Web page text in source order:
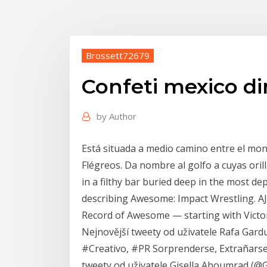
Brossett72679
Confeti mexico
by Author
Está situada a medio camino entre el
Flégreos. Da nombre al golfo a cuyas
in a filthy bar buried deep in the most
describing Awesome: Impact Wrestling.
Record of Awesome — starting with
Nejnovější tweety od uživatele Rafa
#Creativo, #PR Sorprenderse,